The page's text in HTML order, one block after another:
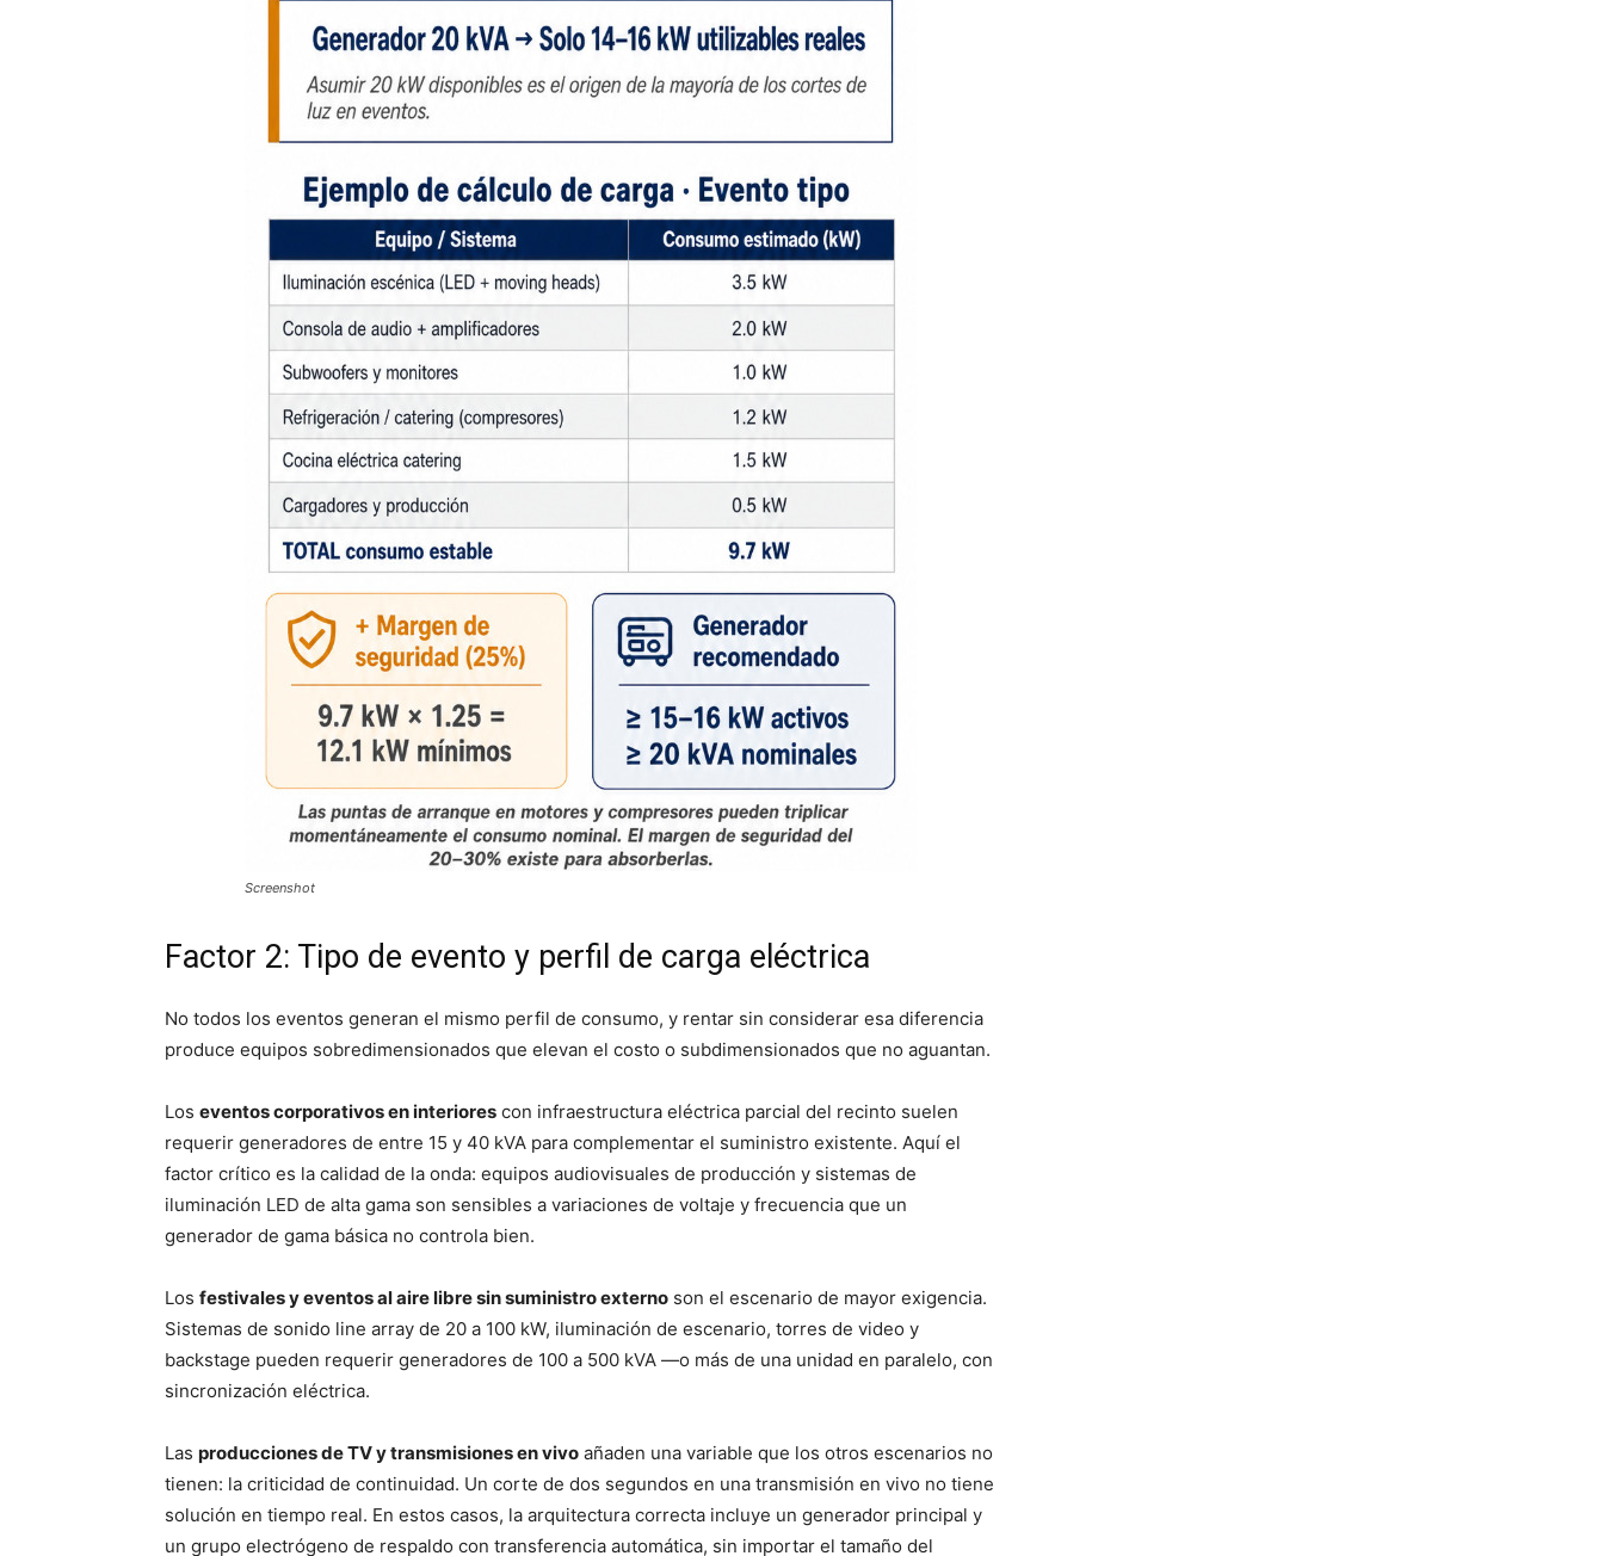
Screenshot
Factor 2: Tipo de evento y perfil de carga eléctrica
No todos los eventos generan el mismo perfil de consumo, y rentar sin considerar esa diferencia
produce equipos sobredimensionados que elevan el costo o subdimensionados que no aguantan.
Los eventos corporativos en interiores con infraestructura eléctrica parcial del recinto suelen
requerir generadores de entre 15 y 40 kVA para complementar el suministro existente. Aquí el
factor crítico es la calidad de la onda: equipos audiovisuales de producción y sistemas de
iluminación LED de alta gama son sensibles a variaciones de voltaje y frecuencia que un
generador de gama básica no controla bien.
Los festivales y eventos al aire libre sin suministro externo son el escenario de mayor exigencia.
Sistemas de sonido line array de 20 a 100 kW, iluminación de escenario, torres de video y
backstage pueden requerir generadores de 100 a 500 kVA —o más de una unidad en paralelo, con
sincronización eléctrica.
Las producciones de TV y transmisiones en vivo añaden una variable que los otros escenarios no
tienen: la criticidad de continuidad. Un corte de dos segundos en una transmisión en vivo no tiene
solución en tiempo real. En estos casos, la arquitectura correcta incluye un generador principal y
un grupo electrógeno de respaldo con transferencia automática, sin importar el tamaño del